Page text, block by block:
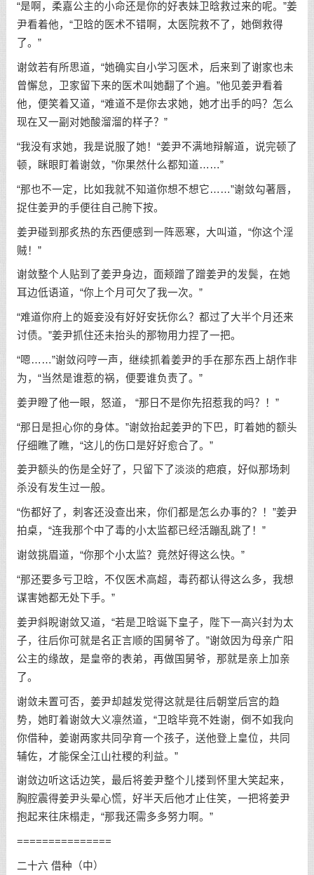
“是啊，柔嘉公主的小命还是你的好表妹卫晗救过来的呢。”姜
尹看着他，“卫晗的医术不错啊，太医院救不了，她倒救得
了。”
谢敛若有所思道，“她确实自小学习医术，后来到了谢家也未
曾懈怠，卫家留下来的医术叫她翻了个遍。”他见姜尹看着
他，便笑着又道，“难道不是你去求她，她才出手的吗？怎么
现在又一副对她酸溜溜的样子？”
“我没有求她，我是说服了她！“姜尹不满地辩解道，说完顿了
顿，眯眼盯着谢敛，”你果然什么都知道……”
“那也不一定，比如我就不知道你想不想它……”谢敛勾著唇，
捉住姜尹的手便往自己胯下按。
姜尹碰到那炙热的东西便感到一阵恶寒，大叫道，“你这个淫
贼！”
谢敛整个人贴到了姜尹身边，面颊蹭了蹭姜尹的发鬓，在她
耳边低语道，“你上个月可欠了我一次。”
“难道你府上的姬妾没有好好安抚你么？都过了大半个月还来
讨债。”姜尹抓住还未抬头的那物用力捏了一把。
“嗯……”谢敛闷哼一声，继续抓着姜尹的手在那东西上胡作非
为，“当然是谁惹的祸，便要谁负责了。”
姜尹瞪了他一眼，怒道， “那日不是你先招惹我的吗？！”
“那日是担心你的身体。”谢敛抬起姜尹的下巴，盯着她的额头
仔细瞧了瞧，“这儿的伤口是好好愈合了。”
姜尹额头的伤是全好了，只留下了淡淡的疤痕，好似那场刺
杀没有发生过一般。
“伤都好了，刺客还没查出来，你们都是怎么办事的？！”姜尹
拍桌，“连我那个中了毒的小太监都已经活蹦乱跳了！”
谢敛挑眉道，“你那个小太监？竟然好得这么快。”
“那还要多亏卫晗，不仅医术高超，毒药都认得这么多，我想
谋害她都无处下手。”
姜尹斜睨谢敛又道，“若是卫晗诞下皇子，陛下一高兴封为太
子，往后你可就是名正言顺的国舅爷了。”谢敛因为母亲广阳
公主的缘故，是皇帝的表弟，再做国舅爷，那就是亲上加亲
了。
谢敛未置可否，姜尹却越发觉得这就是往后朝堂后宫的趋
势，她盯着谢敛大义凛然道，“卫晗毕竟不姓谢，倒不如我向
你借种，姜谢两家共同孕育一个孩子，送他登上皇位，共同
辅佐，才能保全江山社稷的利益。”
谢敛边听这话边笑，最后将姜尹整个儿搂到怀里大笑起来，
胸腔震得姜尹头晕心慌，好半天后他才止住笑，一把将姜尹
抱起来往床榻走，“那我还需多多努力啊。”
===============
二十六 借种（中）